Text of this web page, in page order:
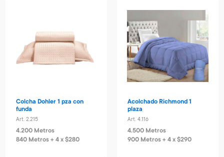
Colcha Dohler 1 pza con
funda
Art. 2.215
4.200 Metros
840 Metros + 4 x $280
Acolchado Richmond 1
plaza
Art. 4.116
4.500 Metros
900 Metros + 4 x $290